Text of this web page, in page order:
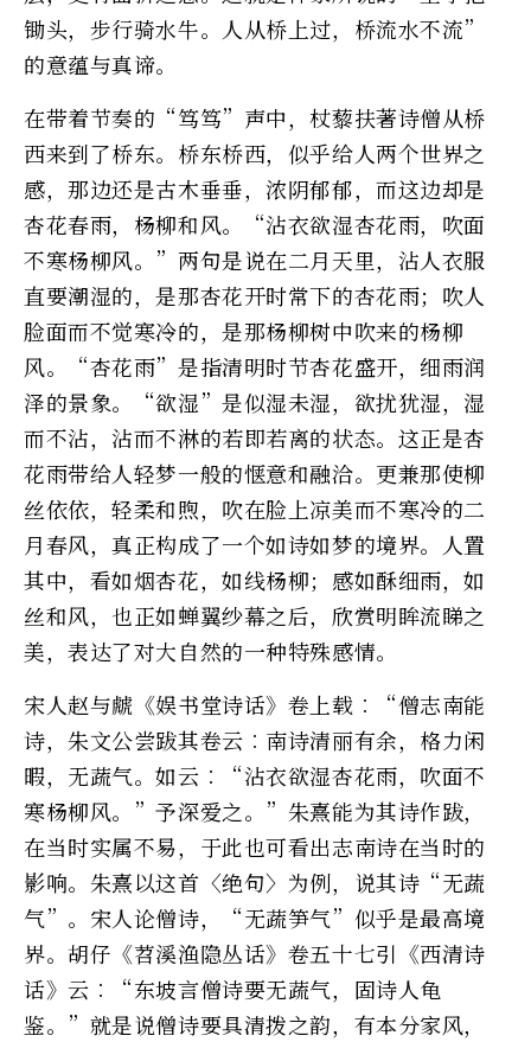
锄头，步行骑水牛。人从桥上过，桥流水不流”
的意蕴与真谛。
在带着节奏的“笃笃”声中，杖藜扶著诗僧从桥
西来到了桥东。桥东桥西，似乎给人两个世界之
感，那边还是古木垂垂，浓阴郁郁，而这边却是
杏花春雨，杨柳和风。“沾衣欲湿杏花雨，吹面
不寒杨柳风。”两句是说在二月天里，沾人衣服
直要潮湿的，是那杏花开时常下的杏花雨；吹人
脸面而不觉寒冷的，是那杨柳树中吹来的杨柳
风。“杏花雨”是指清明时节杏花盛开，细雨润
泽的景象。“欲湿”是似湿未湿，欲扰犹湿，湿
而不沾，沾而不淋的若即若离的状态。这正是杏
花雨带给人轻梦一般的惬意和融洽。更兼那使柳
丝依依，轻柔和煦，吹在脸上凉美而不寒冷的二
月春风，真正构成了一个如诗如梦的境界。人置
其中，看如烟杏花，如线杨柳；感如酥细雨，如
丝和风，也正如蝉翼纱幕之后，欣赏明眸流睇之
美，表达了对大自然的一种特殊感情。
宋人赵与虤《娱书堂诗话》卷上载︰“僧志南能
诗，朱文公尝跋其卷云︰南诗清丽有余，格力闲
暇，无蔬气。如云︰“沾衣欲湿杏花雨，吹面不
寒杨柳风。”予深爱之。”朱熹能为其诗作跋，
在当时实属不易，于此也可看出志南诗在当时的
影响。朱熹以这首〈绝句〉为例，说其诗“无蔬
气”。宋人论僧诗，“无蔬笋气”似乎是最高境
界。胡仔《苕溪渔隐丛话》卷五十七引《西清诗
话》云︰“东坡言僧诗要无蔬气，固诗人龟
鉴。”就是说僧诗要具清拨之韵，有本分家风，